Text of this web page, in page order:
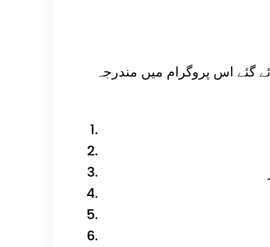
گئے اس پروگرام میں مندرجہ